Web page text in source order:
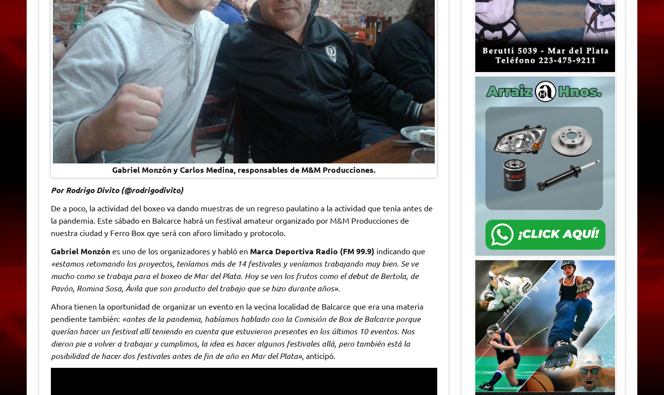
Gabriel Monzón y Carlos Medina, responsables de M&M Producciones.
Por Rodrigo Divito (@rodrigodivito)
De a poco, la actividad del boxeo va dando muestras de un regreso paulatino a la actividad que tenía antes de
la pandemia. Este sábado en Balcarce habrá un festival amateur organizado por M&M Producciones de
nuestra ciudad y Ferro Box qye será con aforo limitado y protocolo.
Gabriel Monzónes uno de los organizadores y habló en Marca Deportiva Radio (FM 99.9) indicando que
«estamos retomando los proyectos, teníamos más de 14 festivales y veníamos trabajando muy bien. Se ve
mucho como se trabaja para el boxeo de Mar del Plata. Hoy se ven los frutos como el debut de Bertola, de
Pavón, Romina Sosa, Ávila que son producto del trabajo que se hizo durante años».
Ahora tienen la oportunidad de organizar un evento en la vecina localidad de Balcarce que era una materia
pendiente también: «antes de la pandemia, habíamos hablado con la Comisión de Box de Balcarce porque
querían hacer un festival allí teniendo en cuenta que estuvieron presentes en los últimos 10 eventos. Nos
dieron pie a volver a trabajar y cumplimos, la idea es hacer algunos festivales allá, pero también está la
posibilidad de hacer dos festivales antes de fin de año en Mar del Plata», anticipó.